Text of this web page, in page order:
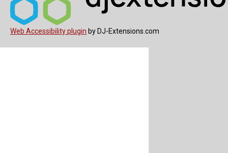
Web Accessibility plugin by DJ-Extensions.com